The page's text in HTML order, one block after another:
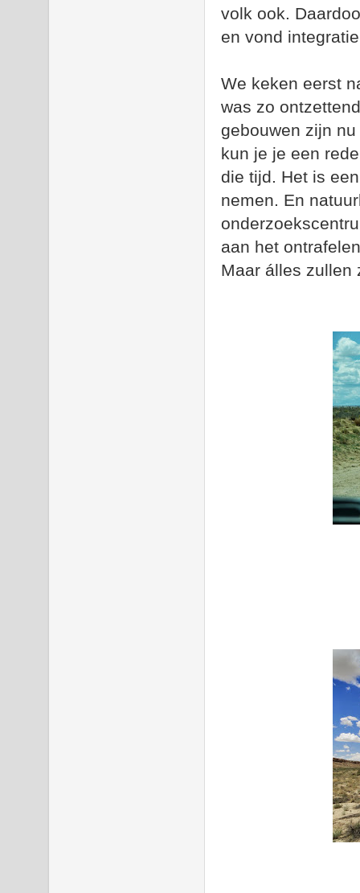
volk ook.
en vond
We keken eerst
was zo
gebouwen zijn
kun je je een
die tijd. Het is
nemen. En
aan het
Maar álles zullen